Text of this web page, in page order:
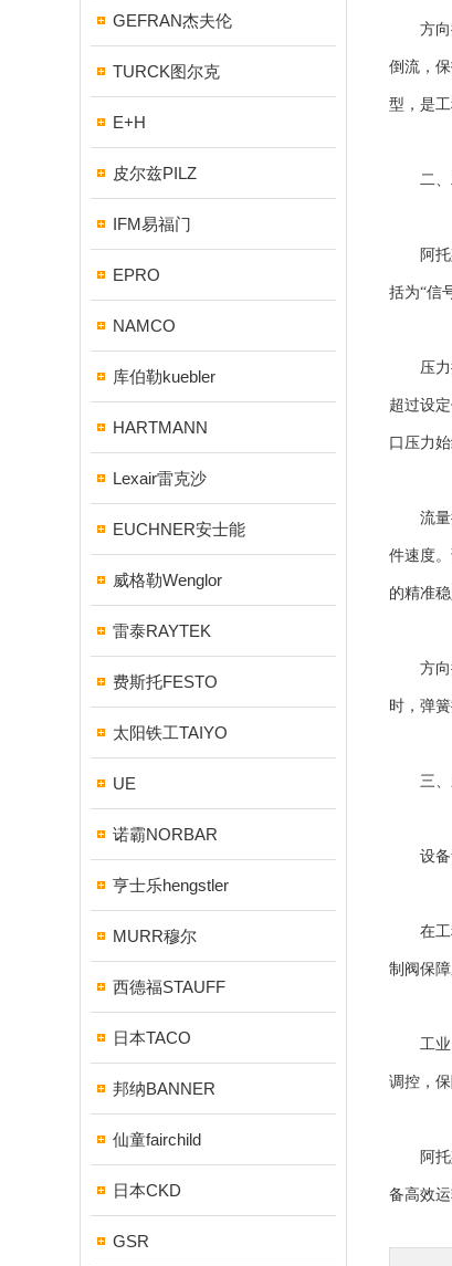
GEFRAN杰夫伦
TURCK图尔克
E+H
皮尔兹PILZ
IFM易福门
EPRO
NAMCO
库伯勒kuebler
HARTMANN
Lexair雷克沙
EUCHNER安士能
威格勒Wenglor
雷泰RAYTEK
费斯托FESTO
太阳铁工TAIYO
UE
诺霸NORBAR
亨士乐hengstler
MURR穆尔
西德福STAUFF
日本TACO
邦纳BANNER
仙童fairchild
日本CKD
GSR
方向控
倒流，
型，是
二、工
阿托斯
括为“信
压力控
超过设
口压力
流量控
件速度
的精准稳
方向控
时，弹
三、应
设备凭
在工程
制阀保
工业自
调控，
阿托斯
备高效